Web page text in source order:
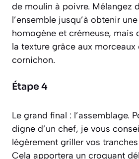
de moulin à poivre. Mélangez
l’ensemble jusqu’à obtenir
homogène et crémeuse, mais
la texture grâce aux
cornichon.
Étape 4
Le grand final : l’assemblage.
digne d’un chef, je vous
légèrement griller vos
Cela apportera un croquant